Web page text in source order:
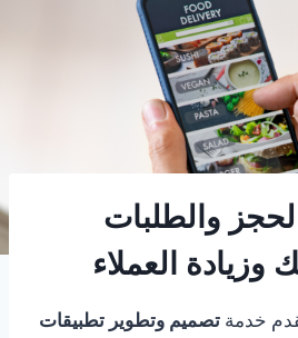
والطلبات
وزيادة العملاء
خدمة تصميم وتطوير تطبيقات